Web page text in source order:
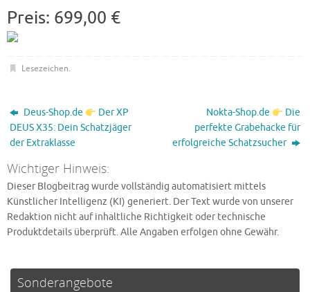
Preis: 699,00 €
Lesezeichen.
Deus-Shop.de
Der XP
DEUS X35: Dein Schatzjäger
der Extraklasse
Nokta-Shop.de
Die
perfekte Grabehacke für
erfolgreiche Schatzsucher
Wichtiger Hinweis:
Dieser Blogbeitrag wurde vollständig automatisiert mittels
Künstlicher Intelligenz (KI) generiert. Der Text wurde von unserer
Redaktion nicht auf inhaltliche Richtigkeit oder technische
Produktdetails überprüft. Alle Angaben erfolgen ohne Gewähr.
Sonderangebote